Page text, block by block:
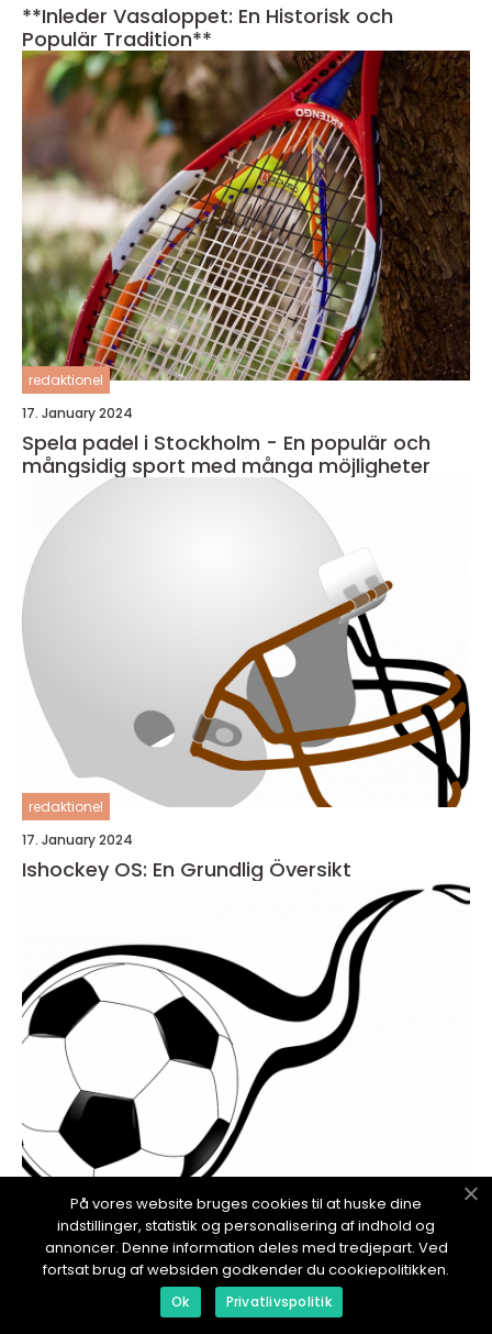
**Inleder Vasaloppet: En Historisk och
Populär Tradition**
redaktionel
17. January 2024
Spela padel i Stockholm - En populär och
mångsidig sport med många möjligheter
redaktionel
17. January 2024
Ishockey OS: En Grundlig Översikt
redaktionel
17. January 2024
Tysklands Målvakt - En Översikt
På vores website bruges cookies til at huske dine
indstillinger, statistik og personalisering af indhold og
annoncer. Denne information deles med tredjepart. Ved
fortsat brug af websiden godkender du cookiepolitikken.
Ok Privatlivspolitik